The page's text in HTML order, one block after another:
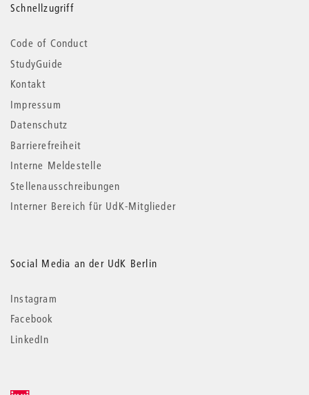
Schnellzugriff
Code of Conduct
StudyGuide
Kontakt
Impressum
Datenschutz
Barrierefreiheit
Interne Meldestelle
Stellenausschreibungen
Interner Bereich für UdK-Mitglieder
Social Media an der UdK Berlin
Instagram
Facebook
LinkedIn